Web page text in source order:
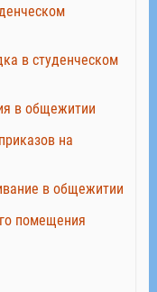
в студенческом
в общежитии
на
в общежитии
помещения